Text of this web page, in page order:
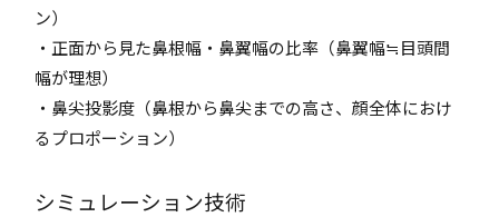
ン）
・正面から見た鼻根幅・鼻翼幅の比率（鼻翼幅≒目頭間
幅が理想）
・鼻尖投影度（鼻根から鼻尖までの高さ、顔全体におけ
るプロポーション）
シミュレーション技術